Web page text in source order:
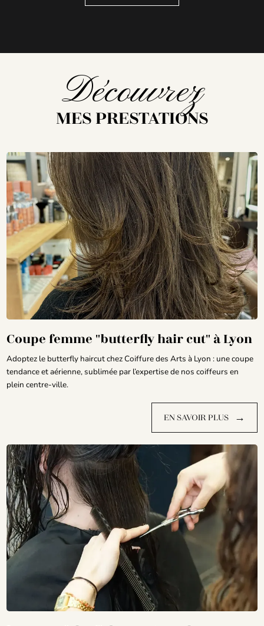
Découvrez
MES PRESTATIONS
Coupe femme "butterfly hair cut" à Lyon
Adoptez le butterfly haircut chez Coiffure des Arts à Lyon : une coupe
tendance et aérienne, sublimée par l’expertise de nos coiffeurs en
plein centre-ville.
EN SAVOIR PLUS →